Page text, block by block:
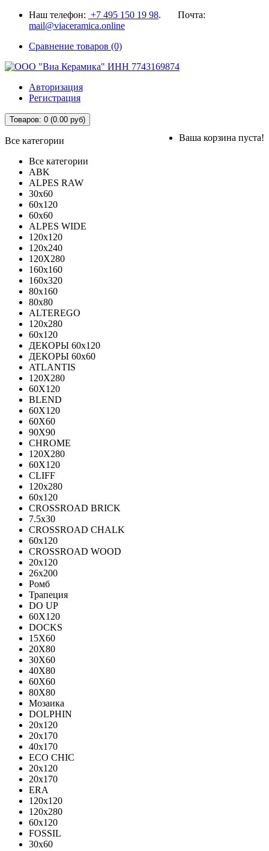
Наш телефон: +7 495 150 19 98. Почта:
mail@viaceramica.online
Сравнение товаров (0)
Авторизация
Регистрация
Товаров: 0 (0.00 руб)
Ваша корзина пуста!
Все категории
Все категории
ABK
ALPES RAW
30x60
60x120
60x60
ALPES WIDE
120x120
120x240
120X280
160x160
160x320
80x160
80x80
ALTEREGO
120х280
60х120
ДЕКОРЫ 60х120
ДЕКОРЫ 60х60
ATLANTIS
120X280
60X120
BLEND
60Х120
60Х60
90Х90
CHROME
120X280
60X120
CLIFF
120x280
60x120
CROSSROAD BRICK
7.5х30
CROSSROAD CHALK
60х120
CROSSROAD WOOD
20х120
26х200
Ромб
Трапеция
DO UP
60X120
DOCKS
15X60
20X80
30X60
40X80
60X60
80X80
Мозаика
DOLPHIN
20x120
20x170
40x170
ECO CHIC
20х120
20х170
ERA
120x120
120x280
60x120
FOSSIL
30x60